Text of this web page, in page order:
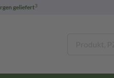
geliefert3